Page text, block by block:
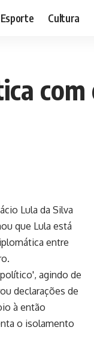
Esporte Cultura
com
Lula da Silva
que Lula está
entre
agindo de
declarações de
à então
o isolamento